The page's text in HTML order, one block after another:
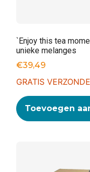
`Enjoy this tea
unieke melanges
€39,49
GRATIS
Toevoegen